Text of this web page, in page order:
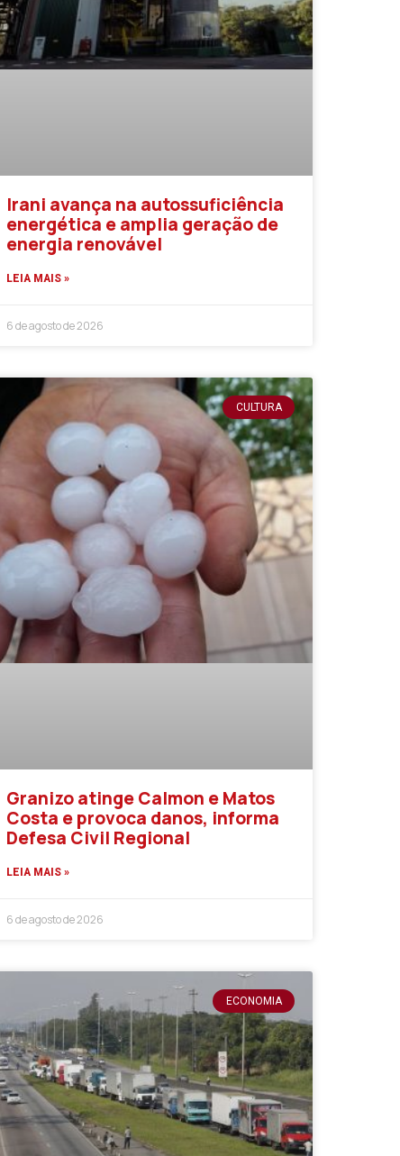
Irani avança na autossuficiência
energética e amplia geração de
energia renovável
LEIA MAIS »
6 de agosto de 2026
CULTURA
Granizo atinge Calmon e Matos
Costa e provoca danos, informa
Defesa Civil Regional
LEIA MAIS »
6 de agosto de 2026
ECONOMIA